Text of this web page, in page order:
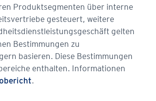
Produktsegmenten über interne
gesteuert, weitere
gelten
Bestimmungen zu
basieren. Diese Bestimmungen
enthalten. Informationen
.